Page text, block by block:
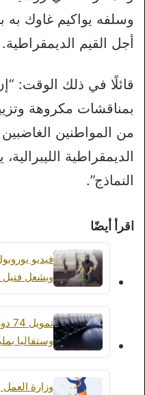
وسلفه يواكيم غاوك به
أجل القيم الديمقراطية.
قائلًا في ذلك الوقت:
بمناقشات مكروهة
من المواطنين
الديمقراطية
النماذج”.
اقرأ أيضًا
فيديو
ويشعل فتيل
وستفاليا
وزارة العمل